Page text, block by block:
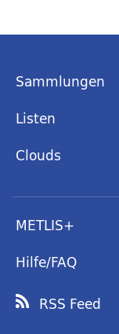
Sammlungen
Listen
Clouds
METLIS+
Hilfe/FAQ
RSS Feed